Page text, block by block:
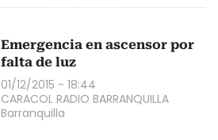
Emergencia en ascensor por
falta de luz
01/12/2015 - 18:44
CARACOL RADIO BARRANQUILLA
Barranquilla